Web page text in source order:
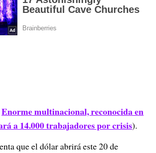
Enorme multinacional, reconocida en
a 14.000 trabajadores por crisis).
que el dólar abrirá este 20 de